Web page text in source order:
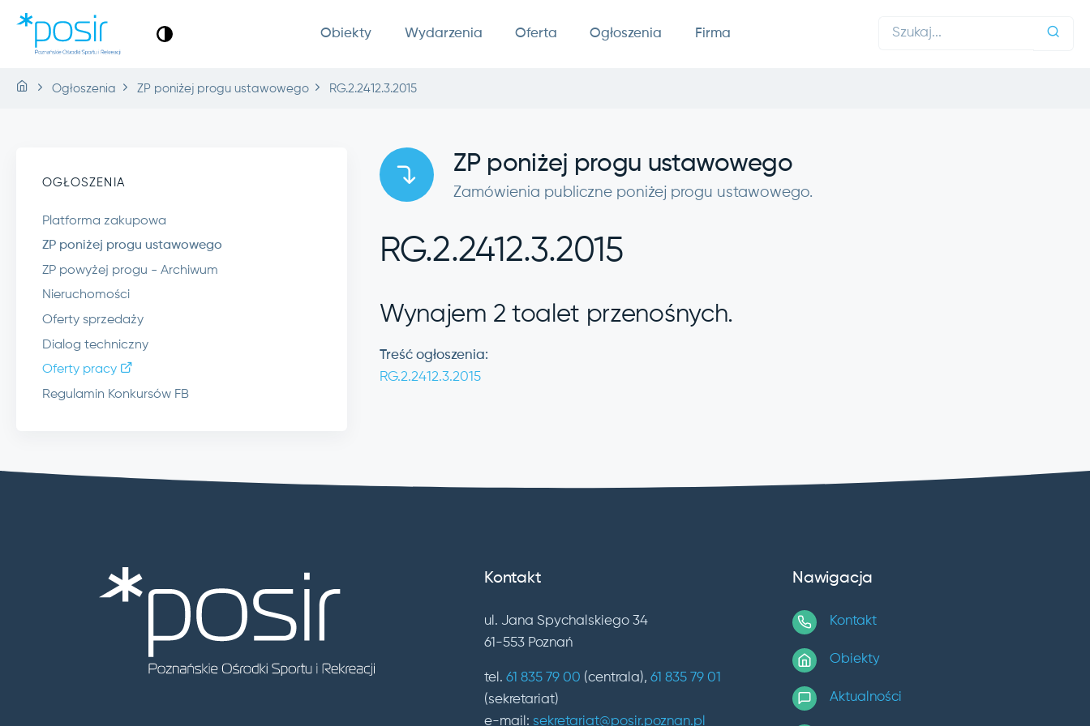
Obiekty Wydarzenia Oferta Ogłoszenia Firma
Ogłoszenia ZP poniżej progu ustawowego RG.2.2412.3.2015
OGŁOSZENIA
Platforma zakupowa
ZP poniżej progu ustawowego
ZP powyżej progu - Archiwum
Nieruchomości
Oferty sprzedaży
Dialog techniczny
Oferty pracy
Regulamin Konkursów FB
ZP poniżej progu ustawowego
Zamówienia publiczne poniżej progu ustawowego.
RG.2.2412.3.2015
Wynajem 2 toalet przenośnych.
Treść ogłoszenia:
RG.2.2412.3.2015
Kontakt
ul. Jana Spychalskiego 34
61-553 Poznań
tel. 61 835 79 00 (centrala), 61 835 79 01
(sekretariat)
e-mail: sekretariat@posir.poznan.pl
Nawigacja
Kontakt
Obiekty
Aktualności